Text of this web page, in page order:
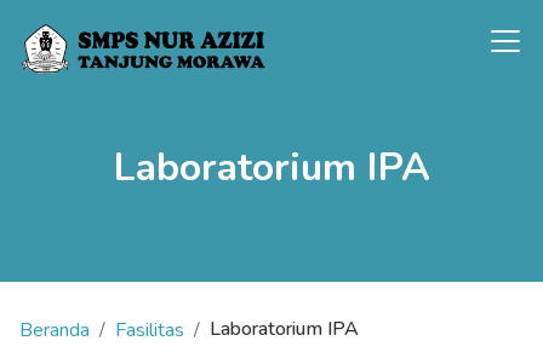
Laboratorium IPA
Beranda Fasilitas Laboratorium IPA